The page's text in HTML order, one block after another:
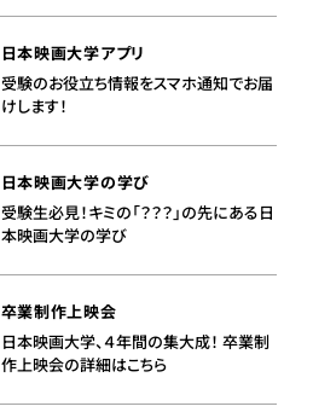
日本映画大学アプリ
受験のお役立ち情報をスマホ通知でお届
けします！
日本映画大学の学び
受験生必見！キミの「？？？」の先にある日
本映画大学の学び
卒業制作上映会
日本映画大学、４年間の集大成！ 卒業制
作上映会の詳細はこちら